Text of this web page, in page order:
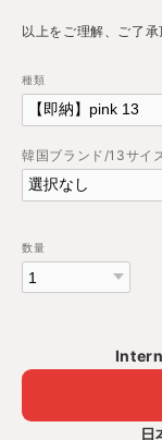
以上をご理解、ご了
種類
韓国ブランド/13サイ
数量
日